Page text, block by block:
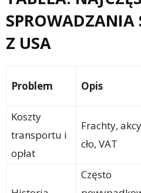
Z USA
Problem Opis
Koszty
transportu i
opłat
Frachty,
cło, VAT
Często